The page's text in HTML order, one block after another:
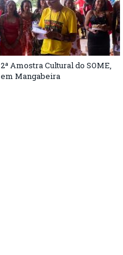
2ª Amostra Cultural do SOME,
em Mangabeira